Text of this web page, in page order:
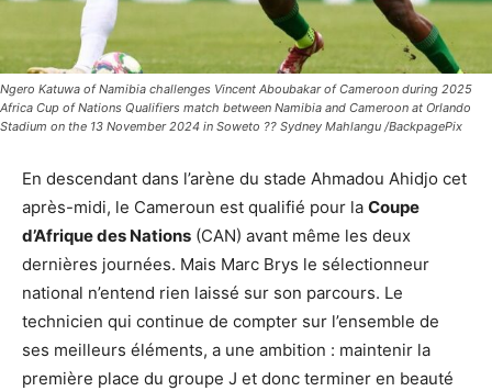
Ngero Katuwa of Namibia challenges Vincent Aboubakar of Cameroon during 2025
Africa Cup of Nations Qualifiers match between Namibia and Cameroon at Orlando
Stadium on the 13 November 2024 in Soweto ?? Sydney Mahlangu /BackpagePix
En descendant dans l’arène du stade Ahmadou Ahidjo cet
après-midi, le Cameroun est qualifié pour la Coupe
d’Afrique des Nations (CAN) avant même les deux
dernières journées. Mais Marc Brys le sélectionneur
national n’entend rien laissé sur son parcours. Le
technicien qui continue de compter sur l’ensemble de
ses meilleurs éléments, a une ambition : maintenir la
première place du groupe J et donc terminer en beauté